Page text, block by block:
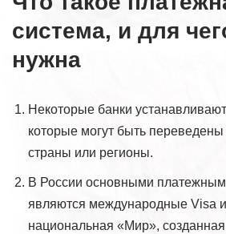
система, и для
нужна
Некоторые банки
которые могут быть
страны или регионы.
В России основными
являются международные Visa
национальная «Мир»,